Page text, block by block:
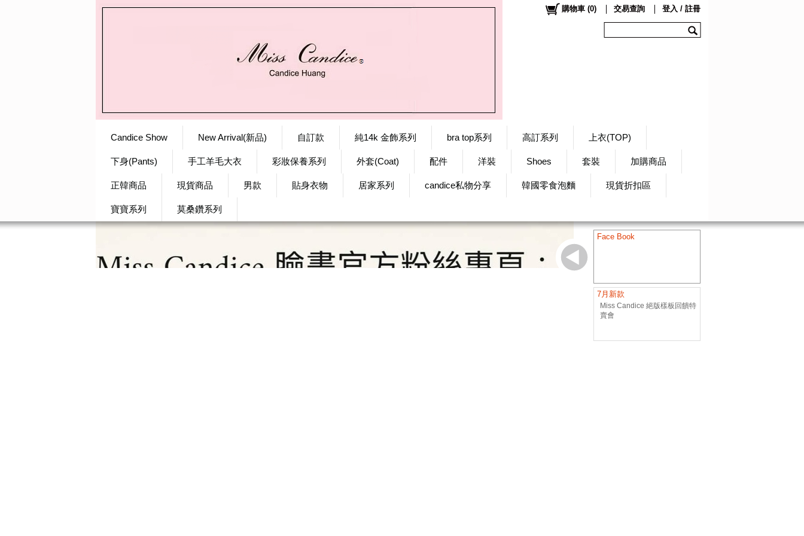
Candice Show New Arrival(新品) 自訂款 純14k 金飾系列 bra top系列 高訂系列 上衣(TOP)
下身(Pants) 手工羊毛大衣 彩妝保養系列 外套(Coat) 配件 洋裝 Shoes 套裝 加購商品
正韓商品 現貨商品 男款 貼身衣物 居家系列 candice私物分享 韓國零食泡麵 現貨折扣區
寶寶系列 莫桑鑽系列
購物車 (0) 交易查詢 登入 / 註冊
Face Book
7月新款
Miss Candice 絕版樣板回饋特
賣會